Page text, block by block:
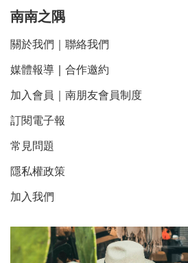
南南之隅
關於我們 聯絡我們
媒體報導 合作邀約
加入會員｜南朋友會員制度
訂閱電子報
常見問題
隱私權政策
加入我們